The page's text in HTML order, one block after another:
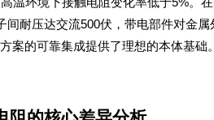
案的可靠集成提供了理想的本体基础。